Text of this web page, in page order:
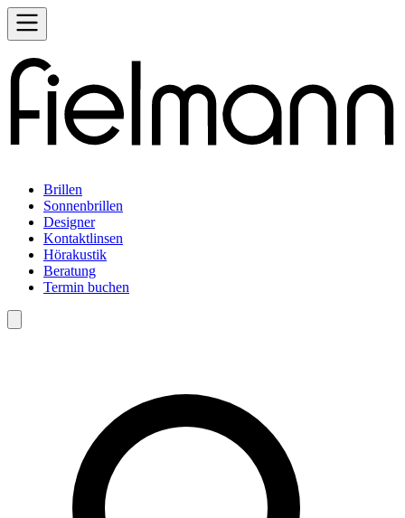
Brillen
Sonnenbrillen
Designer
Kontaktlinsen
Hörakustik
Beratung
Termin buchen